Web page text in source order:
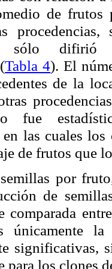
de frutos
sólo difirió
Tabla 4). El
de la
en las cuales
de frutos que
por
de
comparada
únicamente
significativas,
para los clones